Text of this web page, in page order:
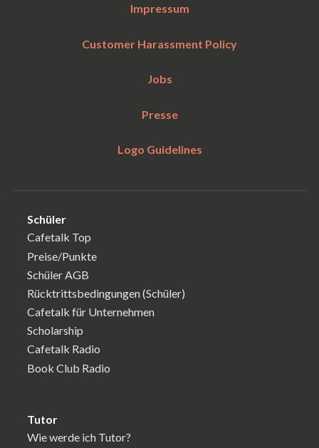
Impressum
Customer Harassment Policy
Jobs
Presse
Logo Guidelines
Schüler
Cafetalk Top
Preise/Punkte
Schüler AGB
Rücktrittsbedingungen (Schüler)
Cafetalk für Unternehmen
Scholarship
Cafetalk Radio
Book Club Radio
Tutor
Wie werde ich Tutor?